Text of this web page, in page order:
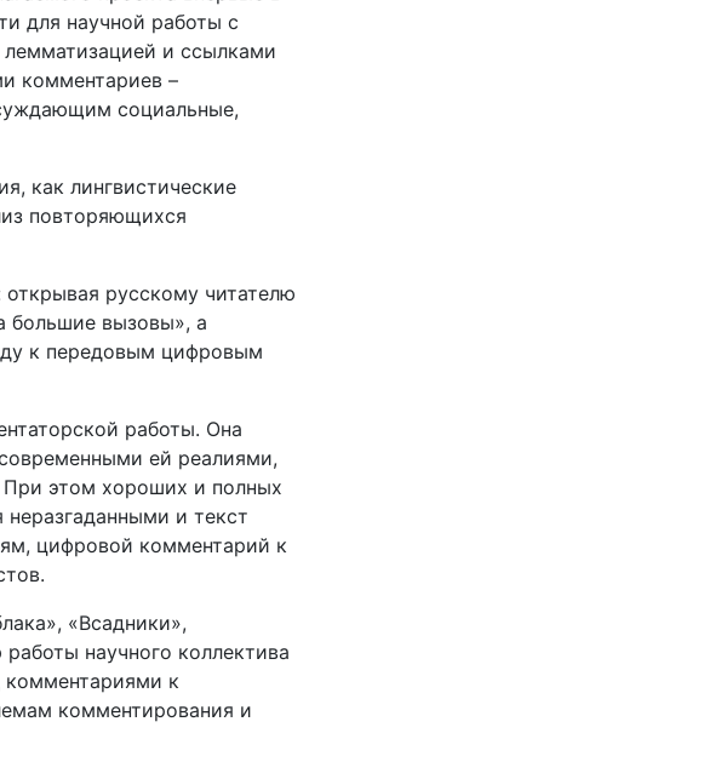
для научной работы с
и ссылками
комментариев –
социальные,
как лингвистические
повторяющихся
русскому читателю
большие вызовы», а
к передовым цифровым
работы. Она
ей реалиями,
этом хороших и полных
и текст
цифровой комментарий к
«Всадники»,
научного коллектива
комментариями к
комментирования и